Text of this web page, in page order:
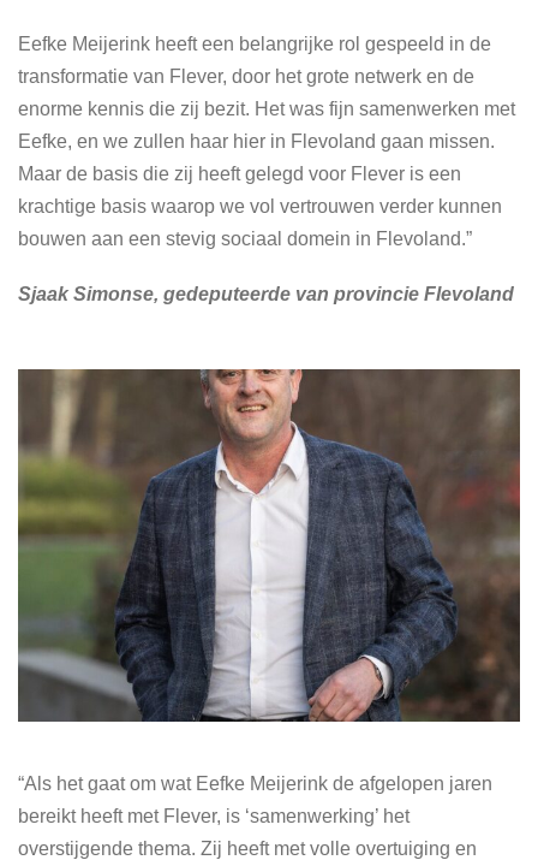
Eefke Meijerink heeft een belangrijke rol gespeeld in de
transformatie van Flever, door het grote netwerk en de
enorme kennis die zij bezit. Het was fijn samenwerken met
Eefke, en we zullen haar hier in Flevoland gaan missen.
Maar de basis die zij heeft gelegd voor Flever is een
krachtige basis waarop we vol vertrouwen verder kunnen
bouwen aan een stevig sociaal domein in Flevoland.”
Sjaak Simonse, gedeputeerde van provincie Flevoland
“Als het gaat om wat Eefke Meijerink de afgelopen jaren
bereikt heeft met Flever, is ‘samenwerking’ het
overstijgende thema. Zij heeft met volle overtuiging en